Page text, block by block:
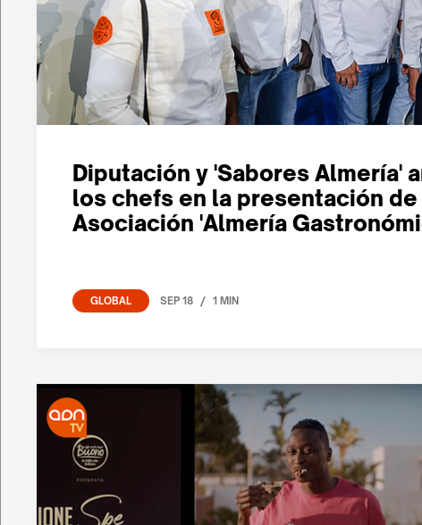
Diputación y 'Sabores Almería'
los chefs en la presentación de
Asociación 'Almería
GLOBAL SEP 18 / 1 MIN